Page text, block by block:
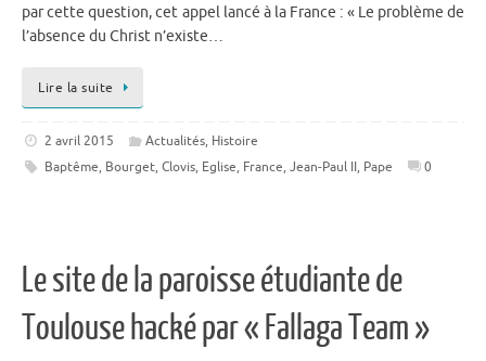
par cette question, cet appel lancé à la France : « Le problème de
l’absence du Christ n’existe…
Lire la suite
2 avril 2015 Actualités, Histoire
Baptême, Bourget, Clovis, Eglise, France, Jean-Paul II, Pape 0
Le site de la paroisse étudiante de
Toulouse hacké par « Fallaga Team »